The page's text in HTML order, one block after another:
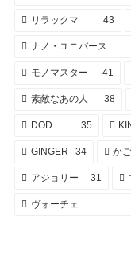
リラックマ 43
ナノ・ユニバース
モノマスター 41
素敵なあの人 38
DOD 35
GINGER 34 か
アジョリー 31
ヴォーチェ